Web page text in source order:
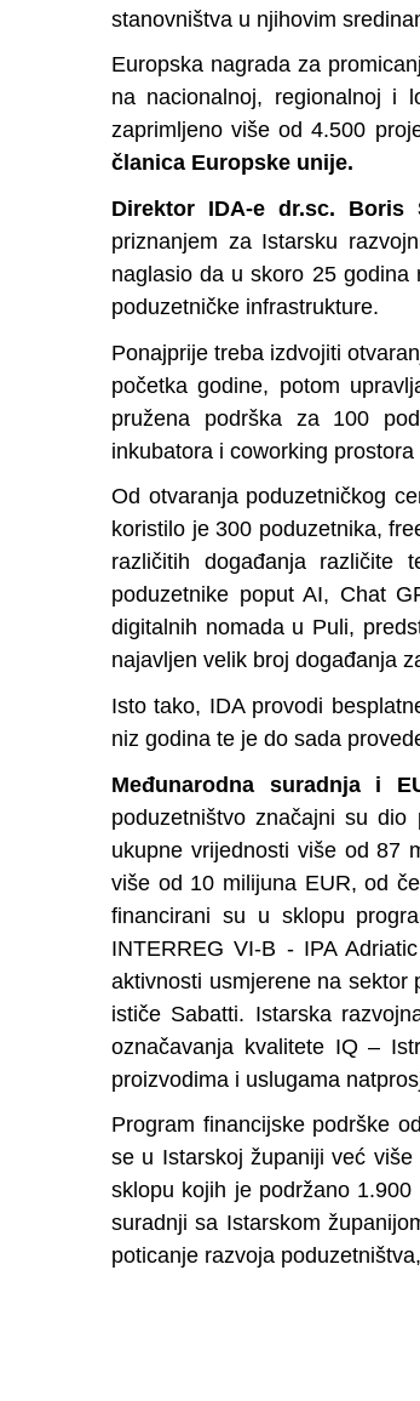
stanovništva u njihovim
Europska nagrada za
na nacionalnoj, regionalnoj i
zaprimljeno više od 4.500
članica Europske unije.
Direktor IDA-e dr.sc. Boris
priznanjem za Istarsku
naglasio da u skoro 25 godina
poduzetničke infrastrukture.
Ponajprije treba izdvojiti
početka godine, potom
pružena podrška za 100
inkubatora i coworking
Od otvaranja poduzetničkog
koristilo je 300 poduzetnika,
različitih događanja različite
poduzetnike poput AI, Chat
digitalnih nomada u Puli,
najavljen velik broj događanja
Isto tako, IDA provodi
niz godina te je do sada
Međunarodna suradnja i
poduzetništvo značajni su
ukupne vrijednosti više od 87
više od 10 milijuna EUR, od
financirani su u sklopu
INTERREG VI-B - IPA
aktivnosti usmjerene na sektor
ističe Sabatti. Istarska
označavanja kvalitete IQ –
proizvodima i uslugama
Program financijske podrške
se u Istarskoj županiji već
sklopu kojih je podržano
suradnji sa Istarskom
poticanje razvoja